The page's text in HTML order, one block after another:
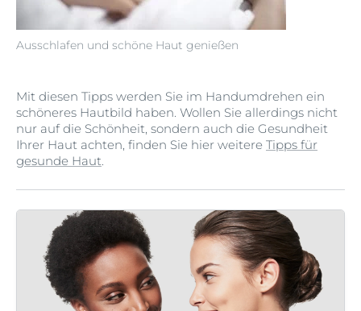
Ausschlafen und schöne Haut genießen
Mit diesen Tipps werden Sie im Handumdrehen ein
schöneres Hautbild haben. Wollen Sie allerdings nicht
nur auf die Schönheit, sondern auch die Gesundheit
Ihrer Haut achten, finden Sie hier weitere Tipps für
gesunde Haut.